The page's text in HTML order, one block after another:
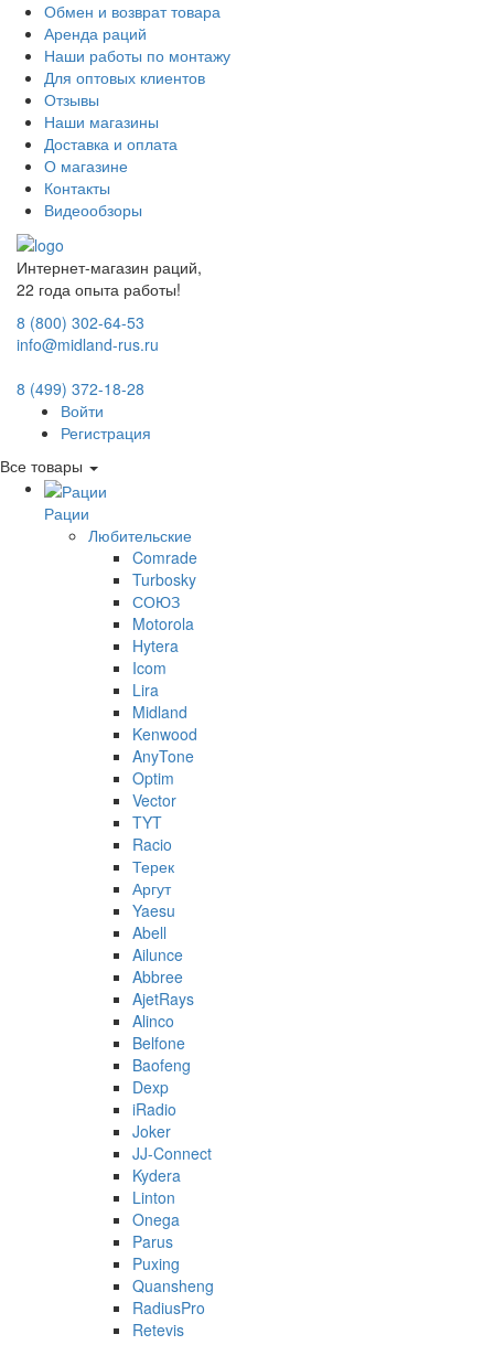
Обмен и возврат товара
Аренда раций
Наши работы по монтажу
Для оптовых клиентов
Отзывы
Наши магазины
Доставка и оплата
О магазине
Контакты
Видеообзоры
Интернет-магазин раций,
22 года опыта работы!
8 (800) 302-64-53
info@midland-rus.ru
8 (499) 372-18-28
Войти
Регистрация
Все товары
Рации
Любительские
Comrade
Turbosky
СОЮЗ
Motorola
Hytera
Icom
Lira
Midland
Kenwood
AnyTone
Optim
Vector
TYT
Racio
Терек
Аргут
Yaesu
Abell
Ailunce
Abbree
AjetRays
Alinco
Belfone
Baofeng
Dexp
iRadio
Joker
JJ-Connect
Kydera
Linton
Onega
Parus
Puxing
Quansheng
RadiusPro
Retevis